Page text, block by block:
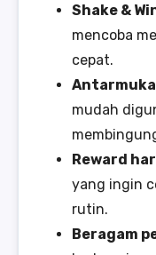
Shake &
mencoba
cepat.
mudah
Reward
yang ingin
rutin.
Beragam